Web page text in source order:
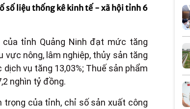
số liệu thống kê kinh tế - xã hội tỉnh 6
tỉnh Quảng Ninh đạt mức tăng
vực nông, lâm nghiệp, thủy sản tăng
vụ tăng 13,03%; Thuế sản phẩm
nghìn tỷ đồng.
của tỉnh, chỉ số sản xuất công